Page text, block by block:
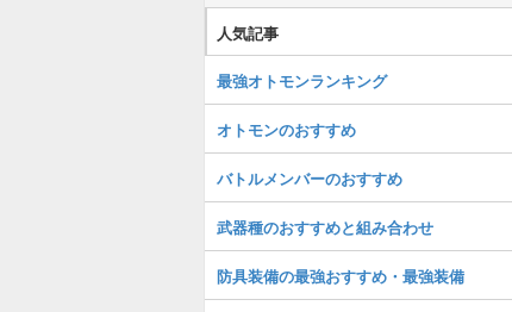
人気記事
最強オトモンランキング
オトモンのおすすめ
バトルメンバーのおすすめ
武器種のおすすめと組み合わせ
防具装備の最強おすすめ・最強装備